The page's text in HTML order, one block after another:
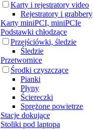
Karty i rejestratory video
Rejestratory i grabbery
Karty miniPCI, miniPCIe
Podstawki chłodzące
Przejściówki, śledzie
Śledzie
Przetwornice
Środki czyszczące
Pianki
Płyny
Ściereczki
Sprężone powietrze
Stacje dokujące
Stoliki pod laptopa